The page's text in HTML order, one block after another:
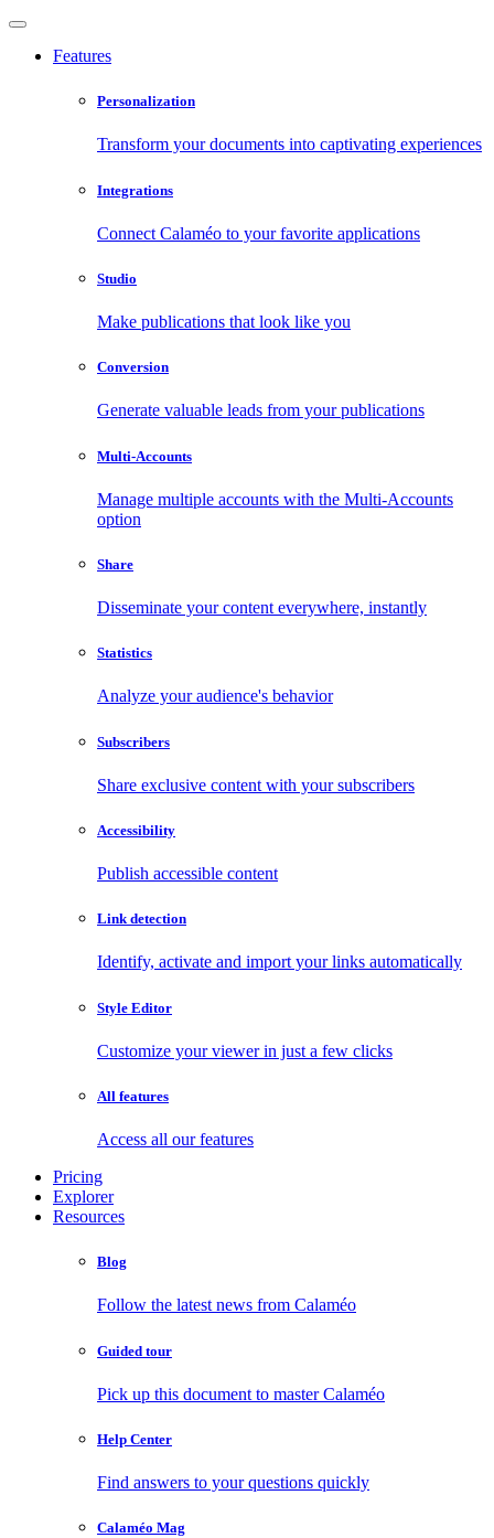
Features
Personalization
Transform your documents into captivating experiences
Integrations
Connect Calaméo to your favorite applications
Studio
Make publications that look like you
Conversion
Generate valuable leads from your publications
Multi-Accounts
Manage multiple accounts with the Multi-Accounts
option
Share
Disseminate your content everywhere, instantly
Statistics
Analyze your audience's behavior
Subscribers
Share exclusive content with your subscribers
Accessibility
Publish accessible content
Link detection
Identify, activate and import your links automatically
Style Editor
Customize your viewer in just a few clicks
All features
Access all our features
Pricing
Explorer
Resources
Blog
Follow the latest news from Calaméo
Guided tour
Pick up this document to master Calaméo
Help Center
Find answers to your questions quickly
Calaméo Mag